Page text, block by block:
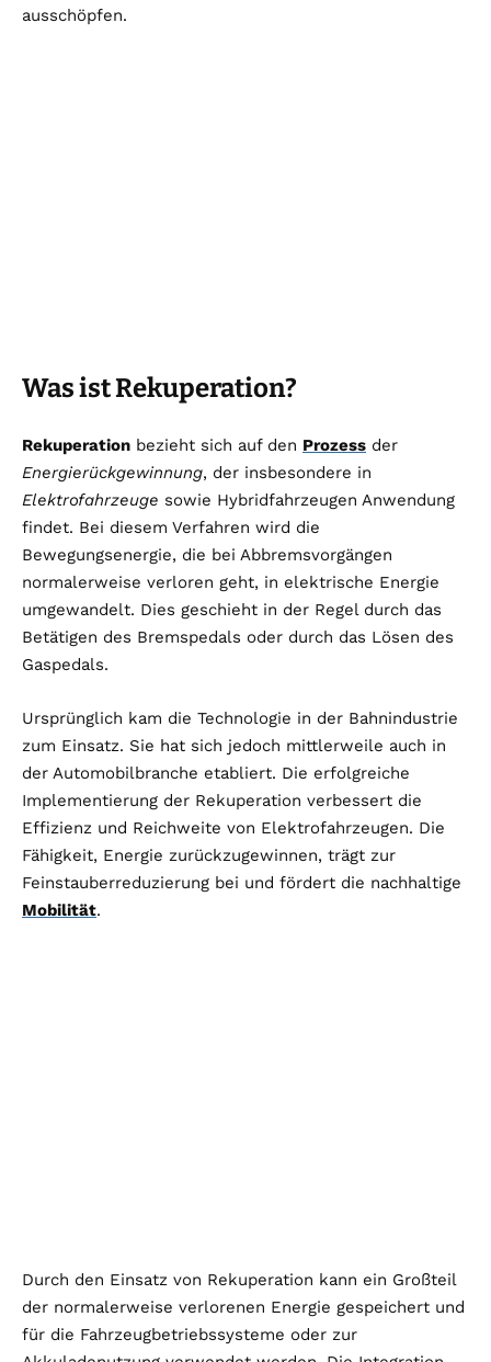
ausschöpfen.
Was ist Rekuperation?
Rekuperation bezieht sich auf den Prozess der
Energierückgewinnung, der insbesondere in
Elektrofahrzeuge sowie Hybridfahrzeugen Anwendung
findet. Bei diesem Verfahren wird die
Bewegungsenergie, die bei Abbremsvorgängen
normalerweise verloren geht, in elektrische Energie
umgewandelt. Dies geschieht in der Regel durch das
Betätigen des Bremspedals oder durch das Lösen des
Gaspedals.
Ursprünglich kam die Technologie in der Bahnindustrie
zum Einsatz. Sie hat sich jedoch mittlerweile auch in
der Automobilbranche etabliert. Die erfolgreiche
Implementierung der Rekuperation verbessert die
Effizienz und Reichweite von Elektrofahrzeugen. Die
Fähigkeit, Energie zurückzugewinnen, trägt zur
Feinstauberreduzierung bei und fördert die nachhaltige
Mobilität.
Durch den Einsatz von Rekuperation kann ein Großteil
der normalerweise verlorenen Energie gespeichert und
für die Fahrzeugbetriebssysteme oder zur